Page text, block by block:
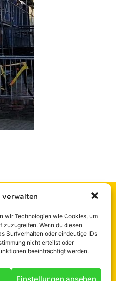
verwalten
wir Technologien wie Cookies, um
zuzugreifen. Wenn du diesen
Surfverhalten oder eindeutige IDs
nicht erteilst oder
beeinträchtigt werden.
Einstellungen ansehen